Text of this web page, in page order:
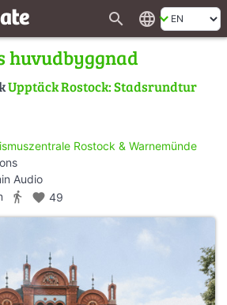
search language
huvudbyggnad
Upptäck Rostock: Stadsrundtur
Rostock & Warnemünde
Audio
directions_walk favorite 49